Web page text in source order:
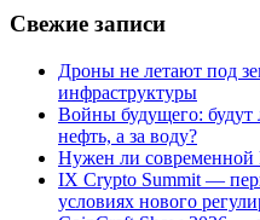
Свежие записи
Дроны не летают под
инфраструктуры
Войны будущего: будут
нефть, а за воду?
Нужен ли
IX Crypto Summit —
условиях нового